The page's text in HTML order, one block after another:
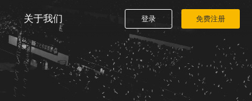
关于我们 登录 免费注册